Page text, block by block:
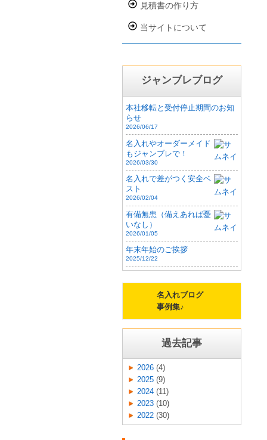
見積書の作り方
当サイトについて
ジャンブレブログ
本社移転と受付停止期間のお知
らせ
2026/06/17
名入れやオーダーメイド
もジャンブレで！
2026/03/30
名入れで差がつく安全ベ
スト
2026/02/04
有備無患（備えあれば憂
いなし）
2026/01/05
年末年始のご挨拶
2025/12/22
名入れブログ
事例集♪
過去記事
2026 (4)
2025 (9)
2024 (11)
2023 (10)
2022 (30)